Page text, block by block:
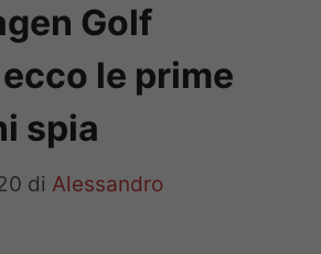
Golf
le prime
spia
di Alessandro